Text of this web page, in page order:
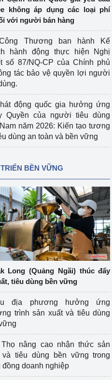
không áp dụng các loại phí
với người bán hàng
Thương ban hành Kế
hành động thực hiện Nghị
số 87/NQ-CP của Chính phủ
tác bảo vệ quyền lợi người
động quốc gia hưởng ứng
Quyền của người tiêu dùng
năm 2026: Kiến tạo tương
dùng an toàn và bền vững
BỀN VỮNG
Long (Quảng Ngãi) thúc đẩy
tiêu dùng bền vững
địa phương hưởng ứng
trình sản xuất và tiêu dùng
Thọ nâng cao nhận thức sản
và tiêu dùng bền vững trong
đồng doanh nghiệp